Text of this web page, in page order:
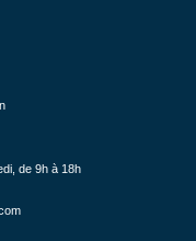
de 9h à 18h